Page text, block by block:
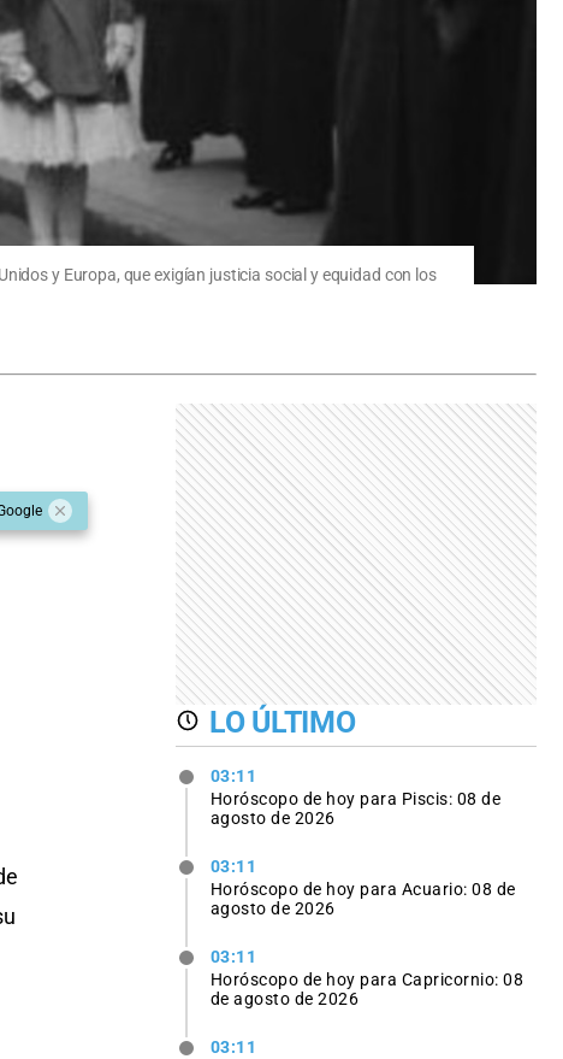
y Europa, que exigían justicia social y equidad con los
LO ÚLTIMO
03:11
Horóscopo de hoy para Piscis: 08 de
agosto de 2026
03:11
Horóscopo de hoy para Acuario: 08 de
agosto de 2026
03:11
Horóscopo de hoy para Capricornio: 08
de agosto de 2026
03:11